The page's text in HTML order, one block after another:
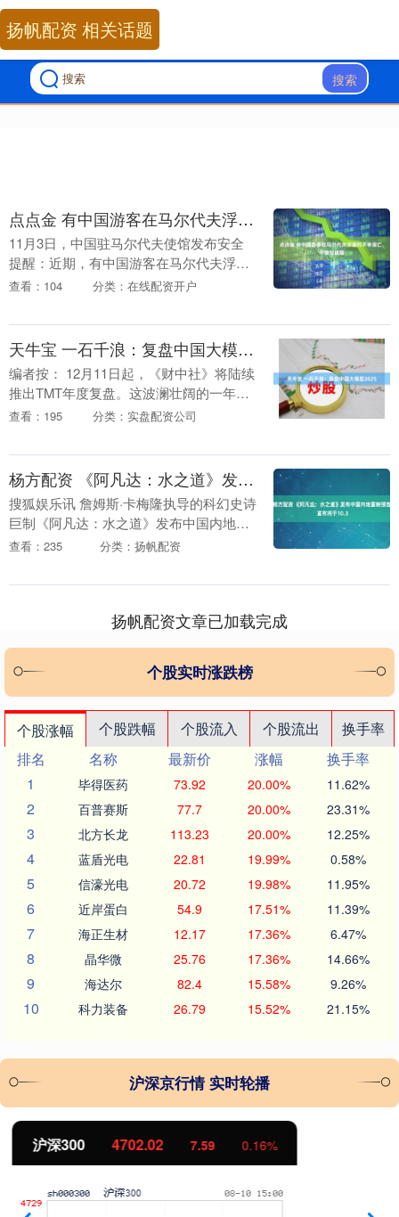
搜索
扬帆配资 相关话题
点点金 有中国游客在马尔代夫浮潜时不幸溺亡，中使馆提醒
11月3日，中国驻马尔代夫使馆发布安全
提醒：近期，有中国游客在马尔代夫浮潜
时不幸溺亡，令人痛心。驻马尔代夫大使
涉水安全，切实....
查看：104 分类：在线配资开户
天牛宝 一石千浪：复盘中国大模型2025
编者按： 12月11日起，《财中社》将陆续
推出TMT年度复盘。这波澜壮阔的一年，
承上启下，既是过去几十年技术积累的破
20日....
查看：195 分类：实盘配资公司
杨方配资 《阿凡达：水之道》发布中国内地重映预告 宣布将于10.3
搜狐娱乐讯 詹姆斯·卡梅隆执导的科幻史诗
巨制《阿凡达：水之道》发布中国内地重
映预告，宣布于10.3-10.12登陆内地院线
查看：235 分类：扬帆配资
扬帆配资文章已加载完成
个股实时涨跌榜
个股涨幅 个股跌幅 个股流入 个股流出
换手率
排名
名称 最新价 涨幅
换手率
1
毕得医药 73.92 20.00% 11.62%
2 百普赛斯 77.7 20.00% 23.31%
3 北方长龙 113.23 20.00% 12.25%
4 蓝盾光电 22.81 19.99% 0.58%
5 信濠光电 20.72 19.98% 11.95%
6 近岸蛋白 54.9 17.51% 11.39%
7 海正生材 12.17 17.36% 6.47%
8 晶华微 25.76 17.36% 14.66%
9 海达尔 82.4 15.58% 9.26%
10 科力装备 26.79 15.52% 21.15%
沪深京行情 实时轮播
北证50 1122.88 -11.37